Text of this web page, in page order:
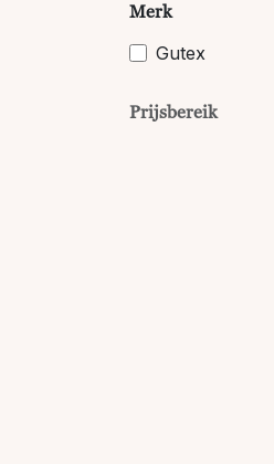
Merk
Gutex
Prijsbereik